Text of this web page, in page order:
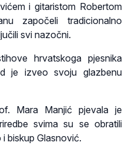
i gitaristom Robertom
započeli tradicionalno
svi nazočni.
hrvatskoga pjesnika
je izveo svoju glazbenu
Mara Manjić pjevala je
svima su se obratili
biskup Glasnović.